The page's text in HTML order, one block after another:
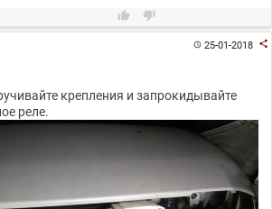
 
25-01-2018 
крепления и запрокидывайте
реле.